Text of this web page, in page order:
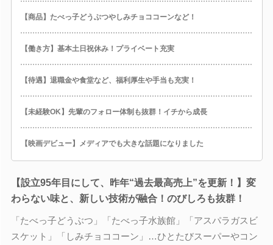
【商品】たべっ子どうぶつやしみチョココーンなど！
【働き方】基本土日祝休み！プライベート充実
【待遇】退職金や食堂など、福利厚生や手当も充実！
【未経験OK】先輩のフォロー体制も抜群！イチから成長
【映画デビュー】メディアでも大きな話題になりました
【設立95年目にして、昨年“過去最高売上”を更新！】変
わらない味と、新しい技術が融合！のびしろも抜群！
「たべっ子どうぶつ」「たべっ子水族館」「アスパラガスビ
スケット」「しみチョココーン」…ひとたびスーパーやコン